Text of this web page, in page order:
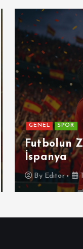
GENEL SPOR
Futbolun
İspanya
ByEditor